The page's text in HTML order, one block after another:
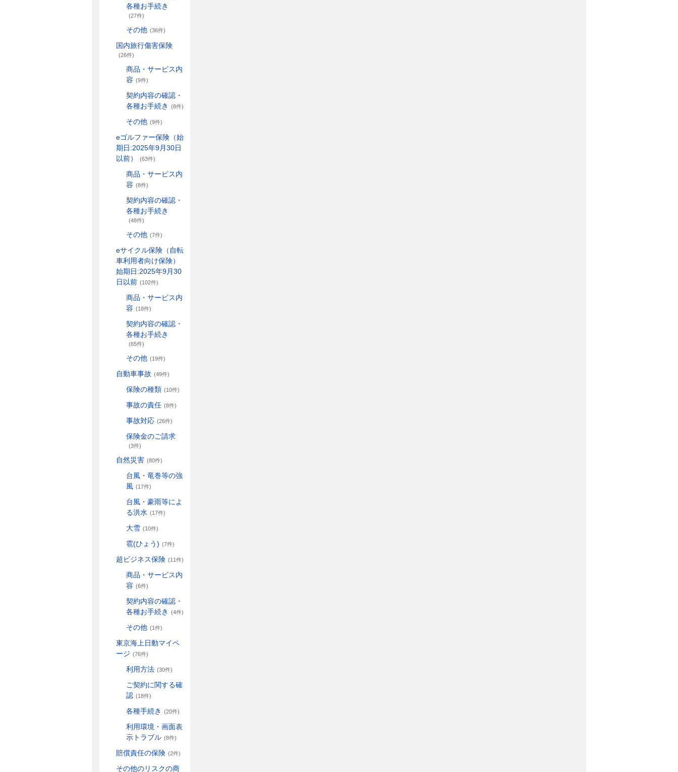
各種お手続き
(27件)
その他 (36件)
国内旅行傷害保険
(26件)
商品・サービス内
容 (9件)
契約内容の確認・
各種お手続き
(8件)
その他 (9件)
eゴルファー保険（始
期日:2025年9月30日
以前）
(63件)
商品・サービス内
容 (8件)
契約内容の確認・
各種お手続き
(48件)
その他 (7件)
eサイクル保険（自転
車利用者向け保険）
始期日:2025年9月30
日以前 (102件)
商品・サービス内
容 (18件)
契約内容の確認・
各種お手続き
(65件)
その他 (19件)
自動車事故 (49件)
保険の種類 (10件)
事故の責任 (8件)
事故対応 (26件)
保険金のご請求
(3件)
自然災害 (80件)
台風・竜巻等の強
風 (17件)
台風・豪雨等によ
る洪水 (17件)
大雪 (10件)
雹(ひょう) (7件)
超ビジネス保険 (11件)
商品・サービス内
容 (6件)
契約内容の確認・
各種お手続き
(4件)
その他 (1件)
東京海上日動マイペ
ージ (76件)
利用方法 (30件)
ご契約に関する確
認 (18件)
各種手続き (20件)
利用環境・画面表
示トラブル (8件)
賠償責任の保険 (2件)
その他のリスクの商